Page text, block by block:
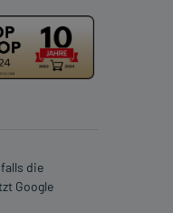
die
Google